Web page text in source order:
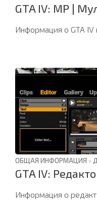
GTA IV: MP |
Информация о GTA IV
ОБЩАЯ ИНФОРМАЦИЯ »
GTA IV:
Информация о